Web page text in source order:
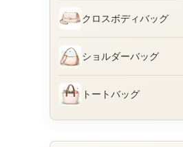
クロスボディバッグ
ショルダーバッグ
トートバッグ